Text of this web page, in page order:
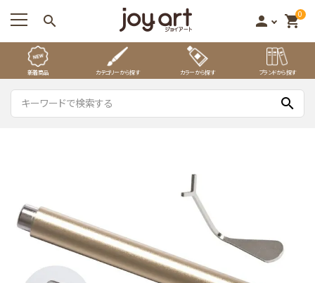
search person 0
shopping_cart
新着商品 カテゴリーから探す カラーから探す ブランドから探す
search